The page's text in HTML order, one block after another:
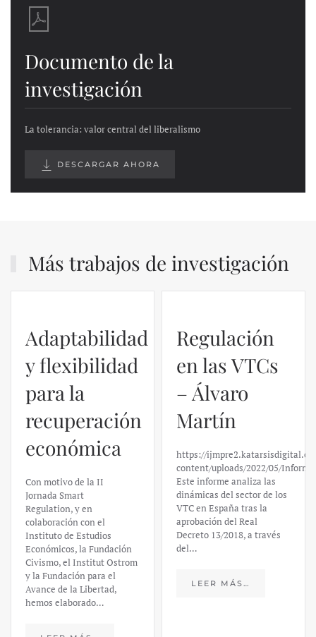
Documento de la
investigación
La tolerancia: valor central del liberalismo
DESCARGAR AHORA
Más trabajos de investigación
Adaptabilidad
y flexibilidad
para la
recuperación
económica
Con motivo de la II
Jornada Smart
Regulation, y en
colaboración con el
Instituto de Estudios
Económicos, la Fundación
Civismo, el Institut Ostrom
y la Fundación para el
Avance de la Libertad,
hemos elaborado…
Regulación
en las VTCs
– Álvaro
Martín
https://
content/uploads/2022/05/
Este informe analiza las
dinámicas del sector de los
VTC en España tras la
aprobación del Real
Decreto 13/2018, a través
del…
LEER MÁS…